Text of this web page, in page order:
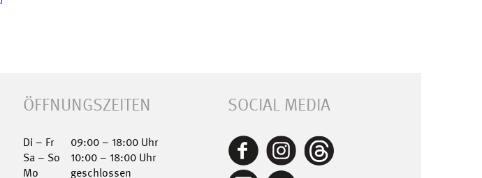
ÖFFNUNGSZEITEN
Di – Fr
09:00 – 18:00 Uhr
Sa – So
10:00 – 18:00 Uhr
Mo
geschlossen
SOCIAL MEDIA